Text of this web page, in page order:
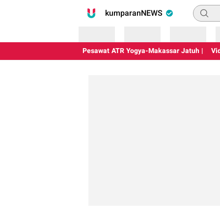
kumparanNEWS
Pesawat ATR Yogya-Makassar Jatuh |